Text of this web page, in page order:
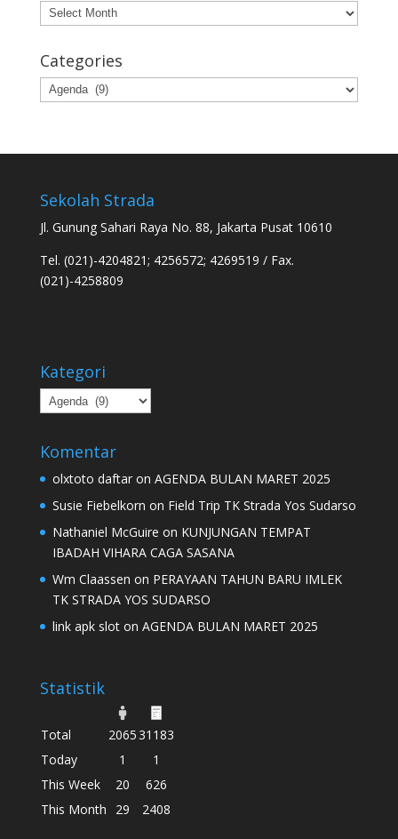
Archives
Categories
Categories
Sekolah Strada
Jl. Gunung Sahari Raya No. 88, Jakarta Pusat 10610
Tel. (021)-4204821; 4256572; 4269519 / Fax.
(021)-4258809
Kategori
Kategori
Komentar
olxtoto daftaron AGENDA BULAN MARET 2025
Susie Fiebelkorn on Field Trip TK Strada Yos Sudarso
Nathaniel McGuire on KUNJUNGAN TEMPAT
IBADAH VIHARA CAGA SASANA
Wm Claassen on PERAYAAN TAHUN BARU IMLEK
TK STRADA YOS SUDARSO
link apk sloton AGENDA BULAN MARET 2025
Statistik
Total 206531183
Today
1
1
This Week
20
626
This Month
29 2408